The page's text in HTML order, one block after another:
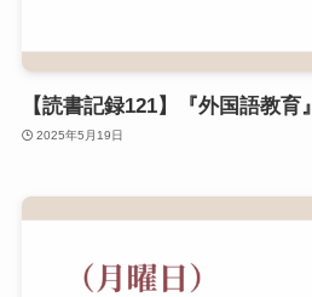
【読書記録121】『外国語教育』
2025年5月19日